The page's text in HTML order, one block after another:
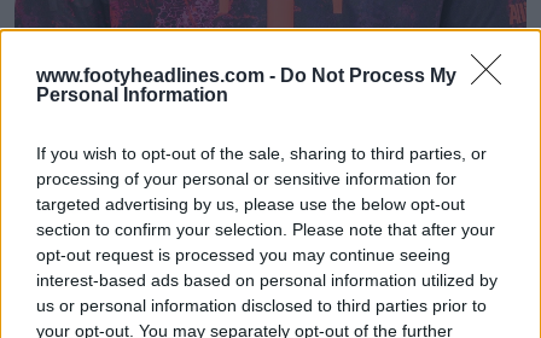
www.footyheadlines.com - Do Not Process My
Personal Information
If you wish to opt-out of the sale, sharing to third parties, or
processing of your personal or sensitive information for
targeted advertising by us, please use the below opt-out
section to confirm your selection. Please note that after your
opt-out request is processed you may continue seeing
interest-based ads based on personal information utilized by
us or personal information disclosed to third parties prior to
your opt-out. You may separately opt-out of the further
VAZAMENTO 78 46 0 100.4K 1h